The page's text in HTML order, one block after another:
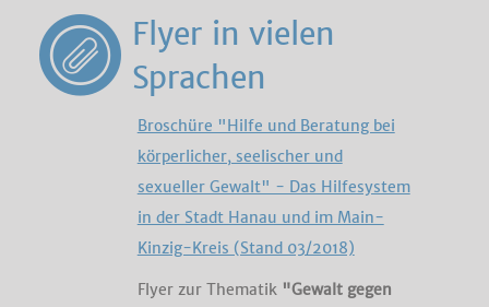
Flyer in vielen
Sprachen
Broschüre "Hilfe und Beratung bei
körperlicher, seelischer und
sexueller Gewalt" - Das Hilfesystem
in der Stadt Hanau und im Main-
Kinzig-Kreis (Stand 03/2018)
Flyer zur Thematik "Gewalt gegen